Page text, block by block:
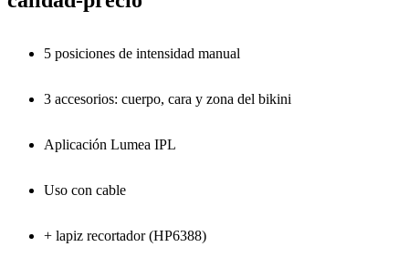
5 posiciones de intensidad manual
3 accesorios: cuerpo, cara y zona del bikini
Aplicación Lumea IPL
Uso con cable
+ lapiz recortador (HP6388)